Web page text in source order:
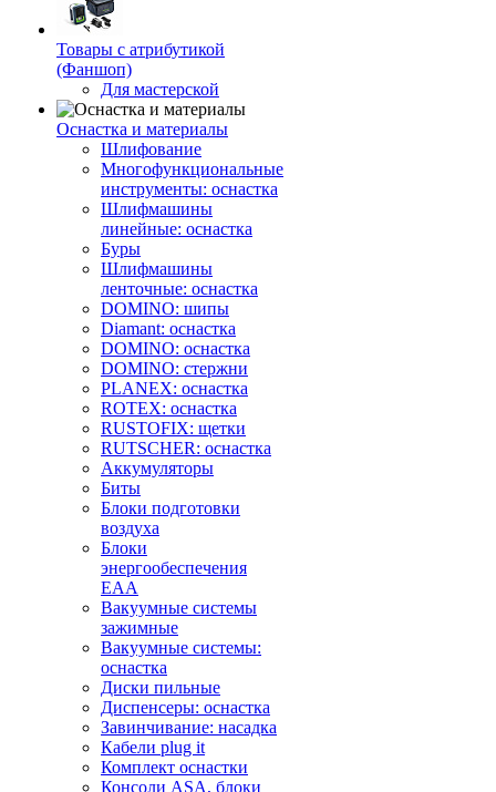
Товары с атрибутикой
(Фаншоп)
Для мастерской
Оснастка и материалы
Шлифование
Многофункциональные
инструменты: оснастка
Шлифмашины
линейные: оснастка
Буры
Шлифмашины
ленточные: оснастка
DOMINO: шипы
Diamant: оснастка
DOMINO: оснастка
DOMINO: стержни
PLANEX: оснастка
ROTEX: оснастка
RUSTOFIX: щетки
RUTSCHER: оснастка
Аккумуляторы
Биты
Блоки подготовки
воздуха
Блоки
энергообеспечения
EAA
Вакуумные системы
зажимные
Вакуумные системы:
оснастка
Диски пильные
Диспенсеры: оснастка
Завинчивание: насадка
Кабели plug it
Комплект оснастки
Консоли ASA, блоки